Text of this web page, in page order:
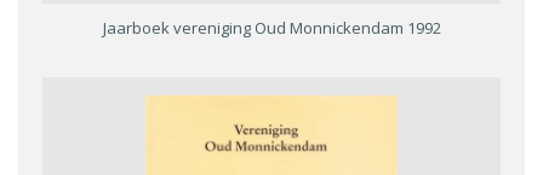
Jaarboek vereniging Oud Monnickendam 1992